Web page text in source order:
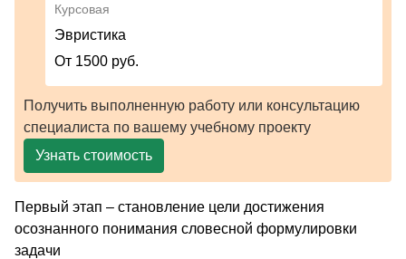
Курсовая
Эвристика
От 1500 руб.
Получить выполненную работу или консультацию
специалиста по вашему учебному проекту
Узнать стоимость
Первый этап – становление цели достижения
осознанного понимания словесной формулировки
задачи